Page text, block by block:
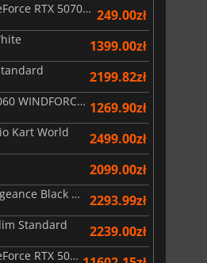
TUF Gaming GeForce RTX 5070 Ti OC White Edition 16GB 249.00zł
1399.00zł
2199.82zł
GeForce RTX 5060 WINDFORCE OC 8G 1269.90zł
Kart World 2499.00zł
2099.00zł
(2 x 16 GB) Vengeance Black AMD Expo 6000 MHz - CAS 30 2293.99zł
Standard 2239.00zł
TUF Gaming GeForce RTX 5090 OC Edition 32GB